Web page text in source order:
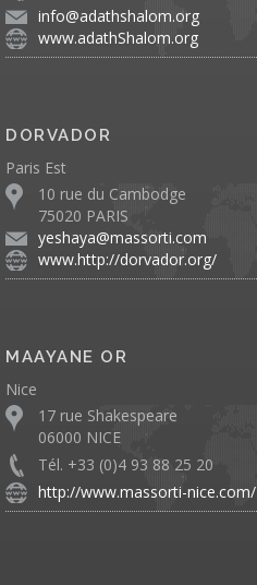
info@adathshalom.org
www.adathShalom.org
DORVADOR
Paris Est
10 rue du Cambodge
75020 PARIS
yeshaya@massorti.com
www.http://dorvador.org/
MAAYANE OR
Nice
17 rue Shakespeare
06000 NICE
Tél. +33 (0)4 93 88 25 20
http://www.massorti-nice.com/